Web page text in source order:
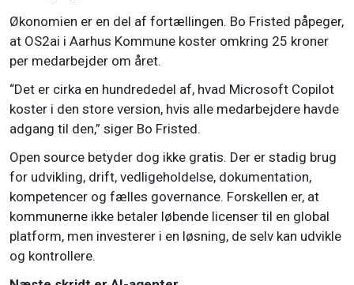
Økonomien er en del af fortællingen. Bo Fristed påpeger,
at OS2ai i Aarhus Kommune koster omkring 25 kroner
per medarbejder om året.
“Det er cirka en hundrededel af, hvad Microsoft Copilot
koster i den store version, hvis alle medarbejdere havde
adgang til den,” siger Bo Fristed.
Open source betyder dog ikke gratis. Der er stadig brug
for udvikling, drift, vedligeholdelse, dokumentation,
kompetencer og fælles governance. Forskellen er, at
kommunerne ikke betaler løbende licenser til en global
platform, men investerer i en løsning, de selv kan udvikle
og kontrollere.